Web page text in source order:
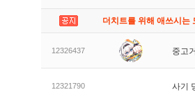
더치트를 위해 애쓰시는
12326437 중고
12321790 사기